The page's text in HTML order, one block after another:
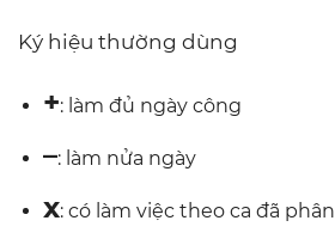
Ký hiệu thường dùng
+: làm đủ ngày công
–: làm nửa ngày
x: có làm việc theo ca đã phân